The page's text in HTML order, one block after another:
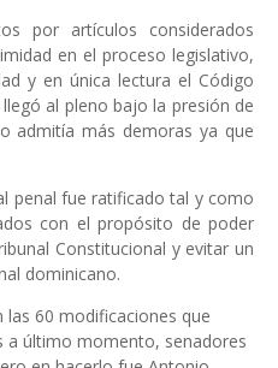
por artículos considerados
en el proceso legislativo,
y en única lectura el Código
al pleno bajo la presión de
admitía más demoras ya que
penal fue ratificado tal y como
con el propósito de poder
Constitucional y evitar un
dominicano.
60 modificaciones que
a último momento, senadores